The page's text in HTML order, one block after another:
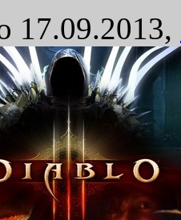
17.09.2013,